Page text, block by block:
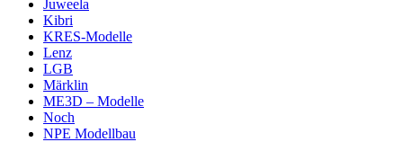
Juweela
Kibri
KRES-Modelle
Lenz
LGB
Märklin
ME3D – Modelle
Noch
NPE Modellbau